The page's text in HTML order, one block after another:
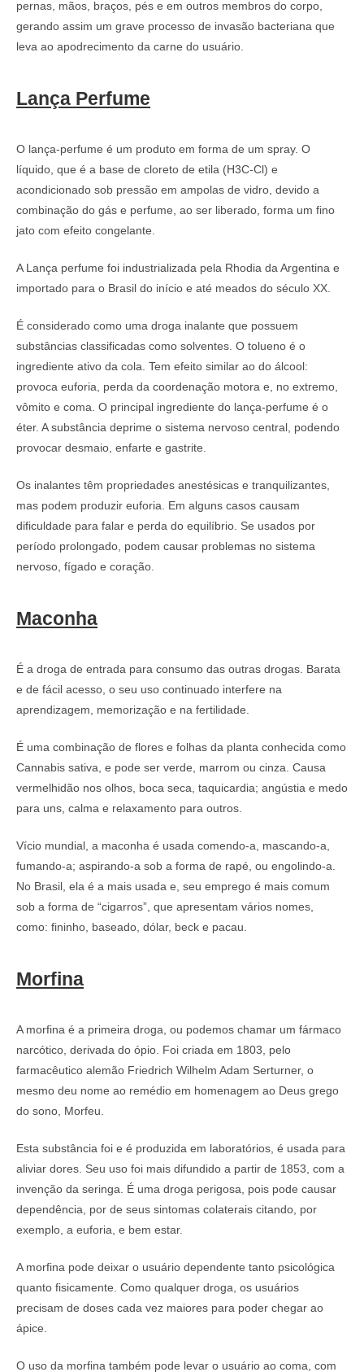
pernas, mãos, braços, pés e em outros membros do corpo,
gerando assim um grave processo de invasão bacteriana que
leva ao apodrecimento da carne do usuário.
Lança Perfume
O lança-perfume é um produto em forma de um spray. O
líquido, que é a base de cloreto de etila (H3C-Cl) e
acondicionado sob pressão em ampolas de vidro, devido a
combinação do gás e perfume, ao ser liberado, forma um fino
jato com efeito congelante.
A Lança perfume foi industrializada pela Rhodia da Argentina e
importado para o Brasil do início e até meados do século XX.
É considerado como uma droga inalante que possuem
substâncias classificadas como solventes. O tolueno é o
ingrediente ativo da cola. Tem efeito similar ao do álcool:
provoca euforia, perda da coordenação motora e, no extremo,
vômito e coma. O principal ingrediente do lança-perfume é o
éter. A substância deprime o sistema nervoso central, podendo
provocar desmaio, enfarte e gastrite.
Os inalantes têm propriedades anestésicas e tranquilizantes,
mas podem produzir euforia. Em alguns casos causam
dificuldade para falar e perda do equilíbrio. Se usados por
período prolongado, podem causar problemas no sistema
nervoso, fígado e coração.
Maconha
É a droga de entrada para consumo das outras drogas. Barata
e de fácil acesso, o seu uso continuado interfere na
aprendizagem, memorização e na fertilidade.
É uma combinação de flores e folhas da planta conhecida como
Cannabis sativa, e pode ser verde, marrom ou cinza. Causa
vermelhidão nos olhos, boca seca, taquicardia; angústia e medo
para uns, calma e relaxamento para outros.
Vício mundial, a maconha é usada comendo-a, mascando-a,
fumando-a; aspirando-a sob a forma de rapé, ou engolindo-a.
No Brasil, ela é a mais usada e, seu emprego é mais comum
sob a forma de “cigarros”, que apresentam vários nomes,
como: fininho, baseado, dólar, beck e pacau.
Morfina
A morfina é a primeira droga, ou podemos chamar um fármaco
narcótico, derivada do ópio. Foi criada em 1803, pelo
farmacêutico alemão Friedrich Wilhelm Adam Serturner, o
mesmo deu nome ao remédio em homenagem ao Deus grego
do sono, Morfeu.
Esta substância foi e é produzida em laboratórios, é usada para
aliviar dores. Seu uso foi mais difundido a partir de 1853, com a
invenção da seringa. É uma droga perigosa, pois pode causar
dependência, por de seus sintomas colaterais citando, por
exemplo, a euforia, e bem estar.
A morfina pode deixar o usuário dependente tanto psicológica
quanto fisicamente. Como qualquer droga, os usuários
precisam de doses cada vez maiores para poder chegar ao
ápice.
O uso da morfina também pode levar o usuário ao coma, com